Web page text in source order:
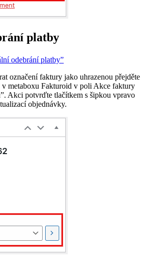
platby
odebrání platby”
označení faktury jako uhrazenou přejděte
metaboxu Fakturoid v poli Akce faktury
Akci potvrďte tlačítkem s šipkou vpravo
objednávky.